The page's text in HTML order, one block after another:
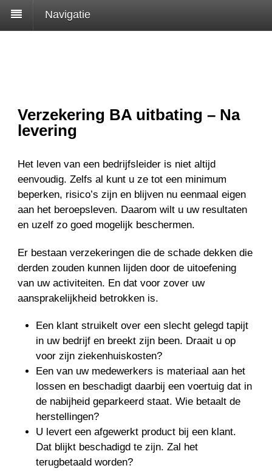
Navigatie
Verzekering BA uitbating – Na
levering
Het leven van een bedrijfsleider is niet altijd
eenvoudig. Zelfs al kunt u ze tot een minimum
beperken, risico’s zijn en blijven nu eenmaal eigen
aan het beroepsleven. Daarom wilt u uw resultaten
en uzelf zo goed mogelijk beschermen.
Er bestaan verzekeringen die de schade dekken die
derden zouden kunnen lijden door de uitoefening
van uw activiteiten. En dat voor zover uw
aansprakelijkheid betrokken is.
Een klant struikelt over een slecht gelegd tapijt
in uw bedrijf en breekt zijn been. Draait u op
voor zijn ziekenhuiskosten?
Een van uw medewerkers is materiaal aan het
lossen en beschadigt daarbij een voertuig dat in
de nabijheid geparkeerd staat. Wie betaalt de
herstellingen?
U levert een afgewerkt product bij een klant.
Dat blijkt beschadigd te zijn. Zal het
terugbetaald worden?